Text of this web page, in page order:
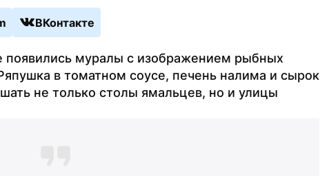
ВКонтакте
появились муралы с изображением рыбных
в томатном соусе, печень налима и сырок
не только столы ямальцев, но и улицы